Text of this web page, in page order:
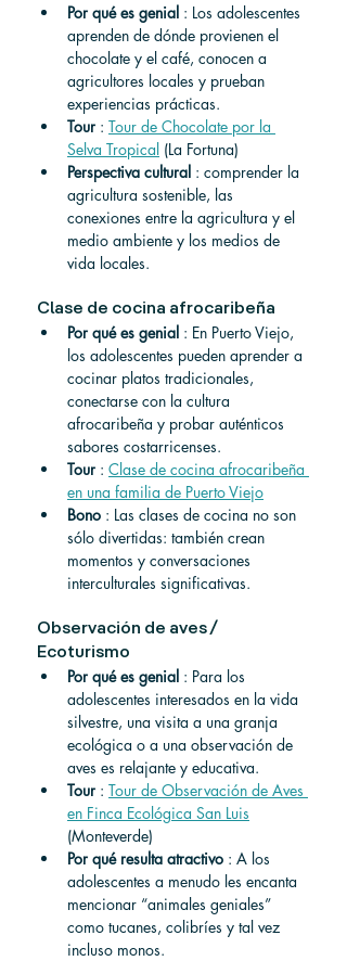
Por qué es genial : Los adolescentes
aprenden de dónde provienen el
chocolate y el café, conocen a
agricultores locales y prueban
experiencias prácticas.
Tour : Tour de Chocolate por la
Selva Tropical (La Fortuna)
Perspectiva cultural : comprender la
agricultura sostenible, las
conexiones entre la agricultura y el
medio ambiente y los medios de
vida locales.
Clase de cocina afrocaribeña
Por qué es genial : En Puerto Viejo,
los adolescentes pueden aprender a
cocinar platos tradicionales,
conectarse con la cultura
afrocaribeña y probar auténticos
sabores costarricenses.
Tour : Clase de cocina afrocaribeña
en una familia de Puerto Viejo
Bono : Las clases de cocina no son
sólo divertidas: también crean
momentos y conversaciones
interculturales significativas.
Observación de aves /
Ecoturismo
Por qué es genial : Para los
adolescentes interesados en la vida
silvestre, una visita a una granja
ecológica o a una observación de
aves es relajante y educativa.
Tour : Tour de Observación de Aves
en Finca Ecológica San Luis
(Monteverde)
Por qué resulta atractivo : A los
adolescentes a menudo les encanta
mencionar “animales geniales”
como tucanes, colibríes y tal vez
incluso monos.